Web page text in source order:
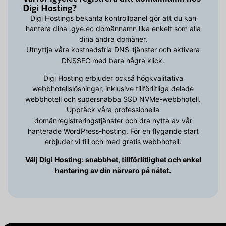
Digi Hosting?
Digi Hostings bekanta kontrollpanel gör att du kan
hantera dina .gye.ec domännamn lika enkelt som alla
dina andra domäner.
Utnyttja våra kostnadsfria DNS-tjänster och aktivera
DNSSEC med bara några klick.
Digi Hosting erbjuder också högkvalitativa
webbhotellslösningar, inklusive tillförlitliga delade
webbhotell och supersnabba SSD NVMe-webbhotell.
Upptäck våra professionella
domänregistreringstjänster och dra nytta av vår
hanterade WordPress-hosting. För en flygande start
erbjuder vi till och med gratis webbhotell.
Välj Digi Hosting: snabbhet, tillförlitlighet och enkel
hantering av din närvaro på nätet.